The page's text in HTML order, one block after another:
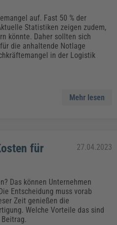
auf. Fast 50 % der
Statistiken zeigen zudem,
könnte. Daher sollten sich
die anhaltende Notlage
in der Logistik
Mehr lesen
für
27.04.2023
Das können Unternehmen
Entscheidung muss vorab
Zeit genießen die
Welche Vorteile das sind